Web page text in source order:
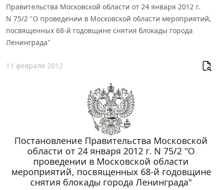
Правительства Московской области от 24 января 2012 г.
N 75/2 "О проведении в Московской области мероприятий,
посвященных 68-й годовщине снятия блокады города
Ленинграда"
11 февраля 2012
Постановление Правительства Московской
области от 24 января 2012 г. N 75/2 "О
проведении в Московской области
мероприятий, посвященных 68-й годовщине
снятия блокады города Ленинграда"